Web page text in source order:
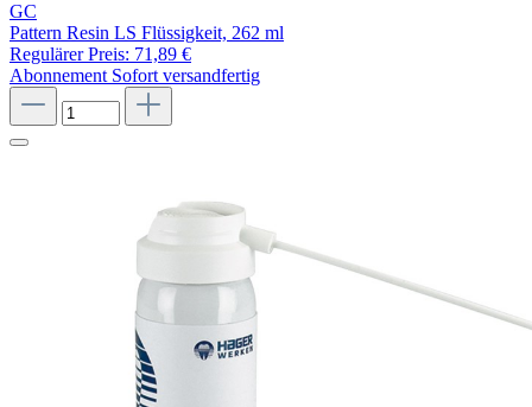
GC
Pattern Resin LS Flüssigkeit, 262 ml
Regulärer Preis: 71,89 €
Abonnement Sofort versandfertig